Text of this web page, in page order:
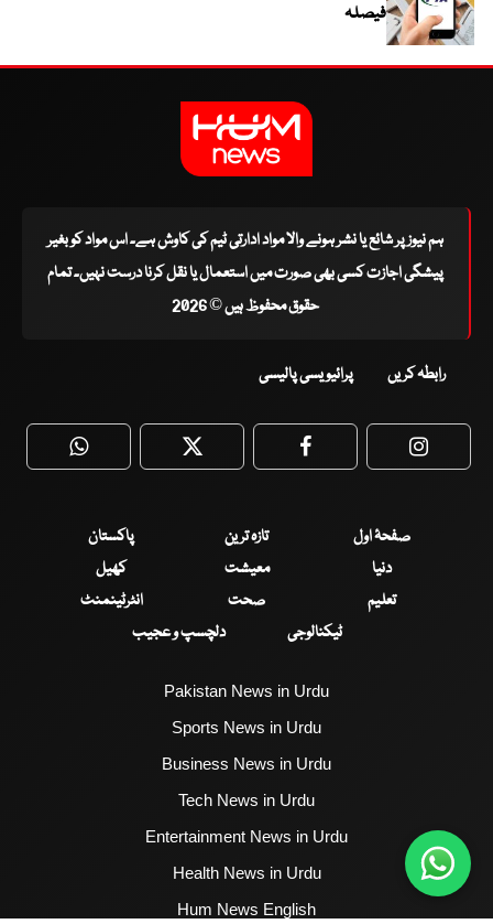
فیصلہ
ہم نیوز پر شائع یا نشر ہونے والا مواد ادارتی ٹیم کی کاوش ہے۔ اس مواد کو بغیر
پیشگی اجازت کسی بھی صورت میں استعمال یا نقل کرنا درست نہیں۔ تمام
حقوق محفوظ ہیں © 2026
رابطہ کریں پرائیویسی پالیسی
WhatsApp Twitter Facebook
صفحۂ اول تازہ ترین
پاکستان
دنیا
معیشت
کھیل
تعلیم
صحت
انٹرٹینمنٹ
ٹیکنالوجی
دلچسپ و عجیب
Pakistan News in Urdu
Sports News in Urdu
Business News in Urdu
Tech News in Urdu
Entertainment News in Urdu
Health News in Urdu
Hum News English